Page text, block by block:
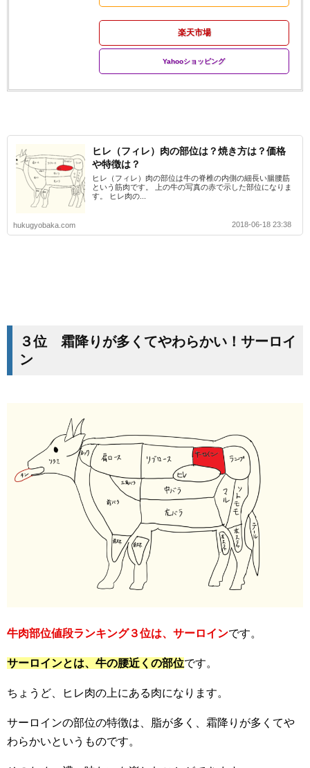
楽天市場
Yahooショッピング
ヒレ（フィレ）肉の部位は？焼き方は？価格
や特徴は？
ヒレ（フィレ）肉の部位は牛の脊椎の内側の細長い腸腰筋
という筋肉です。 上の牛の写真の赤で示した部位になりま
す。 ヒレ肉の...
hukugyobaka.com 2018-06-18 23:38
３位 霜降りが多くてやわらかい！サーロイ
ン
牛肉部位値段ランキング３位は、サーロインです。
サーロインとは、牛の腰近くの部位です。
ちょうど、ヒレ肉の上にある肉になります。
サーロインの部位の特徴は、脂が多く、霜降りが多くてや
わらかいというものです。